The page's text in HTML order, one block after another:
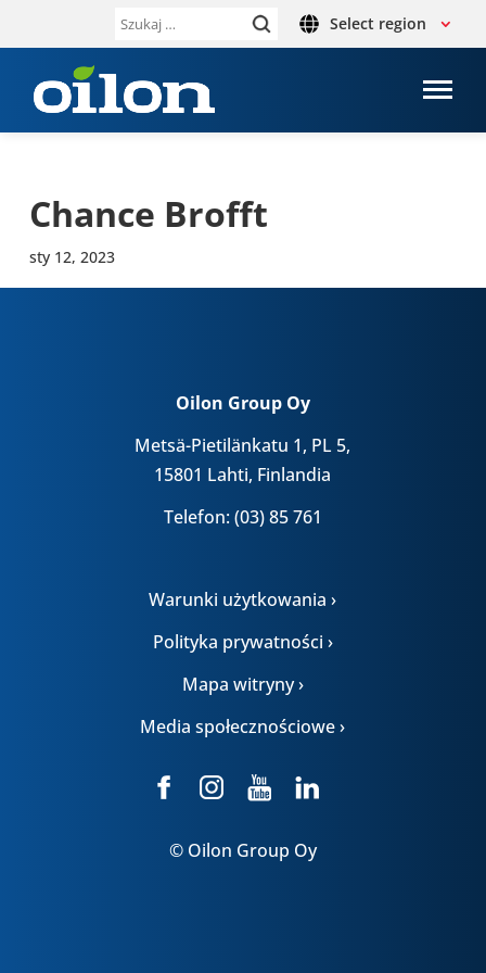
Szukaj: Select region
Chance Brofft
sty 12, 2023
Oilon Group Oy
Metsä-Pietilänkatu 1, PL 5,
15801 Lahti, Finlandia
Telefon: (03) 85 761
Warunki użytkowania ›
Polityka prywatności ›
Mapa witryny ›
Media społecznościowe ›
© Oilon Group Oy